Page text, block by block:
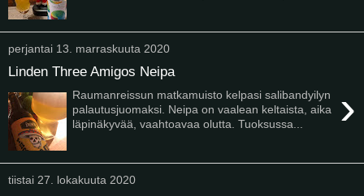
perjantai 13. marraskuuta 2020
Linden Three Amigos Neipa
›
Raumanreissun matkamuisto kelpasi salibandyilyn
palautusjuomaksi. Neipa on vaalean keltaista, aika
läpinäkyvää, vaahtoavaa olutta. Tuoksussa...
tiistai 27. lokakuuta 2020